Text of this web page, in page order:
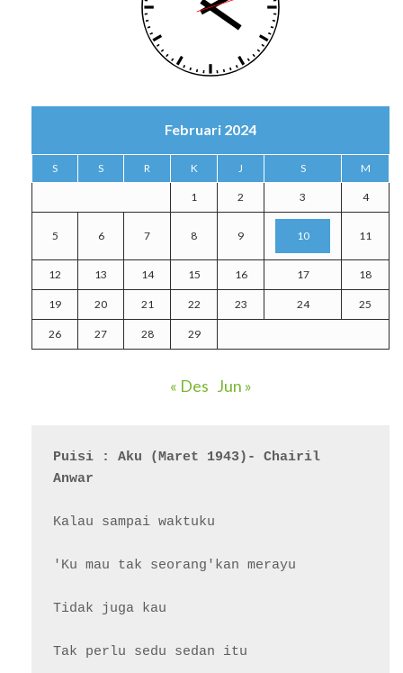
Februari 2024
S S R K J S M
1 2 3 4
5 6 7 8 9 10 11
12 13 14 15 16 17 18
19 20 21 22 23 24 25
26 27 28 29
« Des Jun »
Puisi : Aku (Maret 1943)- Chairil
Anwar
Kalau sampai waktuku
'Ku mau tak seorang'kan merayu
Tidak juga kau
Tak perlu sedu sedan itu